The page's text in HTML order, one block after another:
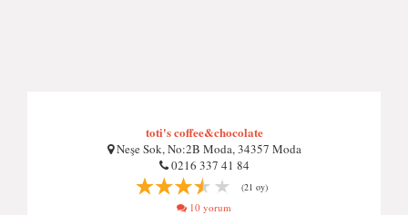
toti's coffee&chocolate
Neşe Sok, No:2B Moda, 34357 Moda
0216 337 41 84
(21 oy)
10 yorum